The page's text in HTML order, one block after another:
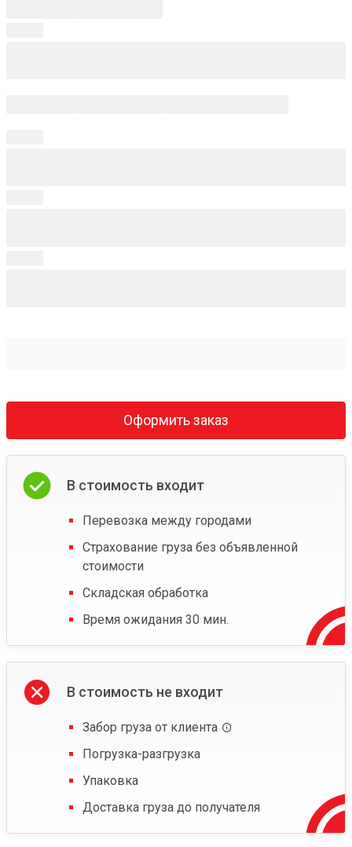
Оформить заказ
В стоимость входит
Перевозка между городами
Страхование груза без объявленной
стоимости
Складская обработка
Время ожидания 30 мин.
В стоимость не входит
Забор груза от клиента
Погрузка-разгрузка
Упаковка
Доставка груза до получателя